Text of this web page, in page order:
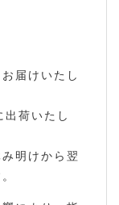
届けいたし
荷いたし
明けから翌